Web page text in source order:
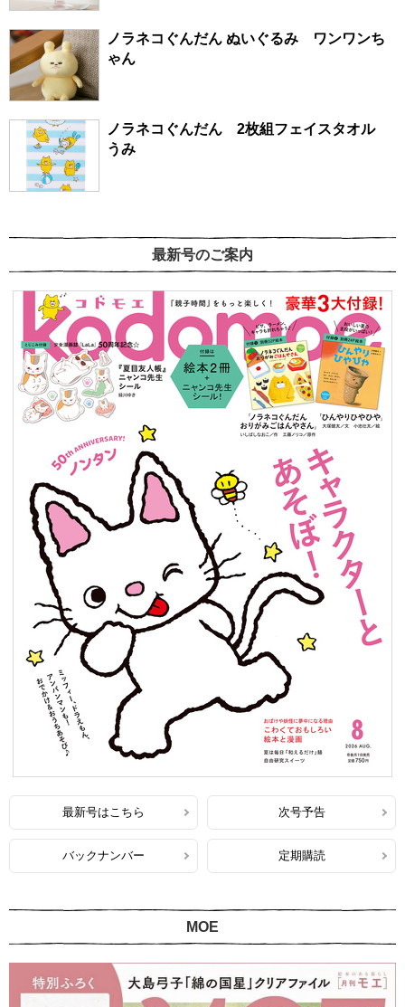
ノラネコぐんだん ぬいぐるみ ワンワンち
ゃん
ノラネコぐんだん 2枚組フェイスタオル
うみ
最新号のご案内
最新号はこちら 次号予告
バックナンバー 定期購読
MOE